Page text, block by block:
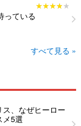
★★★★★
★★★★★
っている
すべて見る »
、なぜヒーロー
メ5選